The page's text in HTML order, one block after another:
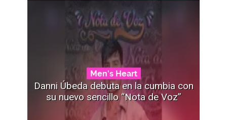
Men's Heart
Danni Úbeda debuta en la cumbia con
su nuevo sencillo “Nota de Voz”